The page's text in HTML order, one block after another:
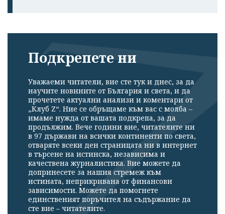
Подкрепете ни
Уважаеми читатели, вие сте тук и днес, за да
научите новините от България и света, и да
прочетете актуални анализи и коментари от
„Клуб Z“. Ние се обръщаме към вас с молба –
имаме нужда от вашата подкрепа, за да
продължим. Вече години вие, читателите ни
в 97 държави на всички континенти по света,
отваряте всеки ден страницата ни в интернет
в търсене на истинска, независима и
качествена журналистика. Вие можете да
допринесете за нашия стремеж към
истината, неприкривана от финансови
зависимости. Можете да помогнете
единственият поръчител на съдържание да
сте вие – читателите.